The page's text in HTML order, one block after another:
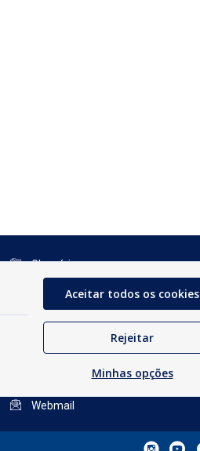
Glossário
Mapa do Site
Perguntas Frequentes
Manual de Navegação
Política de Privacidade
Webmail
Aceitar todos os cookies
Rejeitar
Minhas opções